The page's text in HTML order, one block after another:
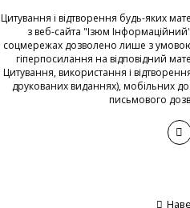
Цитування і відтворення будь-яких
з веб-сайта "Ізюм
соцмережах дозволено лише з
гіперпосилання на відповідний
Цитування, використання і
друкованих виданнях), мобільних
письмового